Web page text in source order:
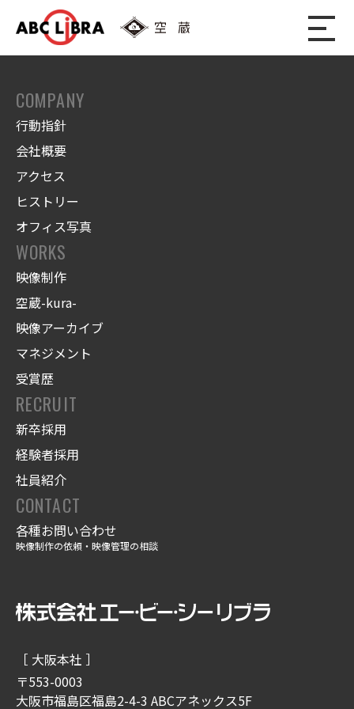
COMPANY
行動指針
会社概要
アクセス
ヒストリー
オフィス写真
WORKS
映像制作
空蔵-kura-
映像アーカイブ
マネジメント
受賞歴
RECRUIT
新卒採用
経験者採用
社員紹介
CONTACT
各種お問い合わせ
映像制作の依頼・映像管理の相談
［ 大阪本社 ］
〒553-0003
大阪市福島区福島2-4-3 ABCアネックス5F